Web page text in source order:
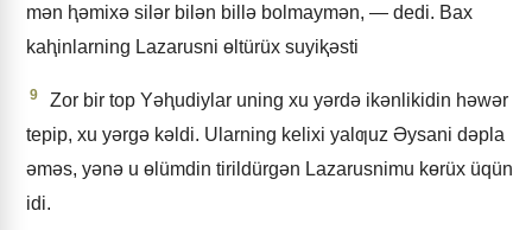
mǝn ⱨǝmixǝ silǝr bilǝn billǝ bolmaymǝn, — dedi. Bax
kaⱨinlarning Lazarusni ɵltürüx suyiⱪǝsti
9
Zor bir top Yǝⱨudiylar uning xu yǝrdǝ ikǝnlikidin hǝwǝr
tepip, xu yǝrgǝ kǝldi. Ularning kelixi yalƣuz Əysani dǝpla
ǝmǝs, yǝnǝ u ɵlümdin tirildürgǝn Lazarusnimu kɵrüx üqün
idi.